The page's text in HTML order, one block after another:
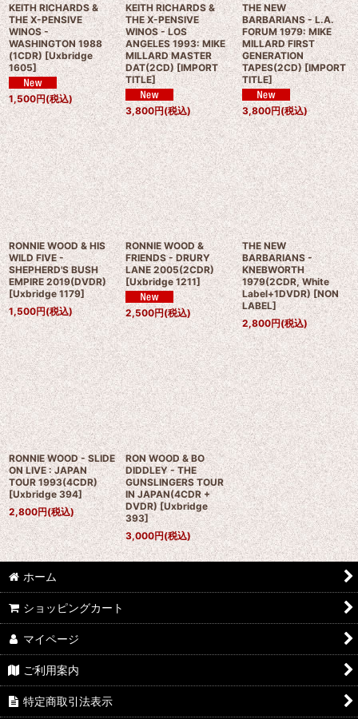
KEITH RICHARDS &
THE X-PENSIVE
WINOS -
WASHINGTON 1988
(1CDR) [Uxbridge
1605]
1,500円(税込)
KEITH RICHARDS &
THE X-PENSIVE
WINOS - LOS
ANGELES 1993: MIKE
MILLARD MASTER
DAT(2CD) [IMPORT
TITLE]
3,800円(税込)
THE NEW
BARBARIANS - L.A.
FORUM 1979: MIKE
MILLARD FIRST
GENERATION
TAPES(2CD) [IMPORT
TITLE]
3,800円(税込)
RONNIE WOOD & HIS
WILD FIVE -
SHEPHERD'S BUSH
EMPIRE 2019(DVDR)
[Uxbridge 1179]
1,500円(税込)
RONNIE WOOD &
FRIENDS - DRURY
LANE 2005(2CDR)
[Uxbridge 1211]
2,500円(税込)
THE NEW
BARBARIANS -
KNEBWORTH
1979(2CDR, White
Label+1DVDR) [NON
LABEL]
2,800円(税込)
RONNIE WOOD - SLIDE
ON LIVE : JAPAN
TOUR 1993(4CDR)
[Uxbridge 394]
2,800円(税込)
RON WOOD & BO
DIDDLEY - THE
GUNSLINGERS TOUR
IN JAPAN(4CDR +
DVDR) [Uxbridge
393]
3,000円(税込)
ホーム
ショッピングカート
マイページ
ご利用案内
特定商取引法表示